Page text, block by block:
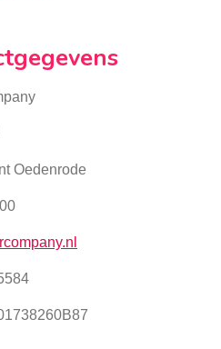
Oedenrode